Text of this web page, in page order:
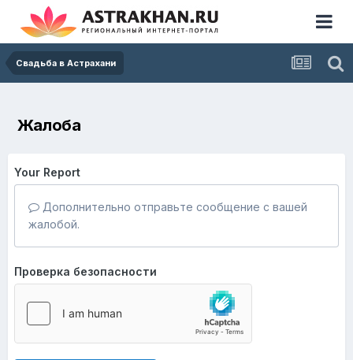
Свадьба в Астрахани
Жалоба
Your Report
Дополнительно отправьте сообщение с вашей
жалобой.
Проверка безопасности